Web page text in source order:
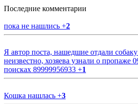
Последние комментарии
пока не нашлись +2
Я автор поста, нашедшие отдали
неизвестно, хозяева узнали о пропаже
поисках 89999956933 +1
Кошка нашлась +3